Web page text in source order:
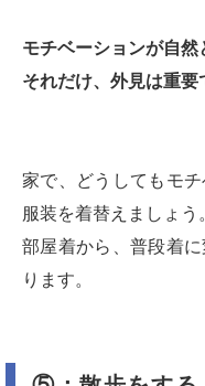
モチベーションが自然
それだけ、外見は重要
家で、どうしてもモ
服装を着替えましょう
部屋着から、普段着
ります。